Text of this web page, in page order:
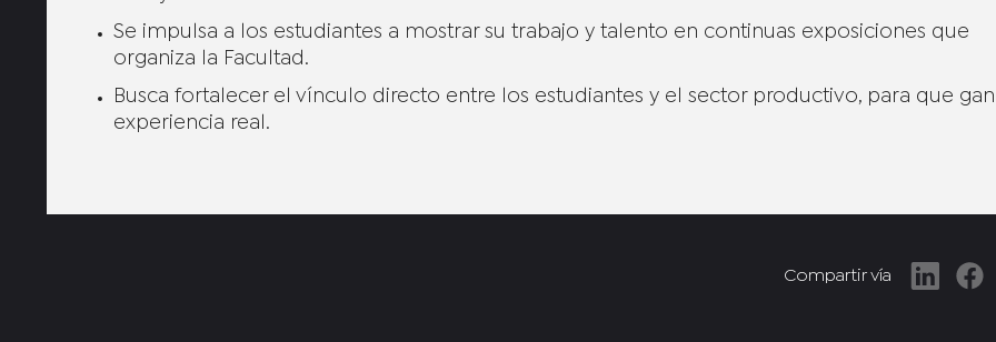
Se impulsa a los estudiantes a mostrar su trabajo y talento en continuas exposiciones que
organiza la Facultad.
Busca fortalecer el vínculo directo entre los estudiantes y el sector productivo, para que
experiencia real.
Compartir vía